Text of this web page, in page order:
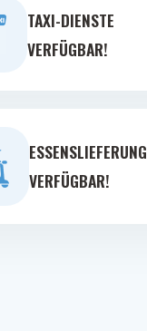
TAXI-DIENSTE
VERFÜGBAR!
ESSENSLIEFERUNG
VERFÜGBAR!